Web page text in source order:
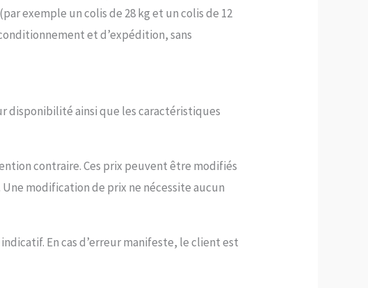
exemple un colis de 28 kg et un colis de 12
et d’expédition, sans
disponibilité ainsi que les caractéristiques
contraire. Ces prix peuvent être modifiés
modification de prix ne nécessite aucun
En cas d’erreur manifeste, le client est